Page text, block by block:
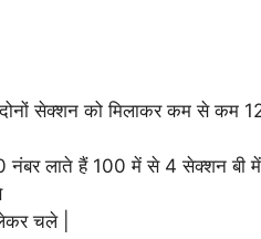
दोनों सेक्शन को मिलाकर कम से कम
लाते हैं 100 में से 4 सेक्शन बी
चले |